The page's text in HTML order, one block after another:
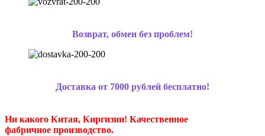
Возврат, обмен без проблем!
Доставка от 7000 рублей бесплатно!
Ни какого Китая, Киргизии! Качественное
фабричное производство.